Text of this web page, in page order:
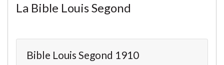
La Bible Louis Segond
Bible Louis Segond 1910